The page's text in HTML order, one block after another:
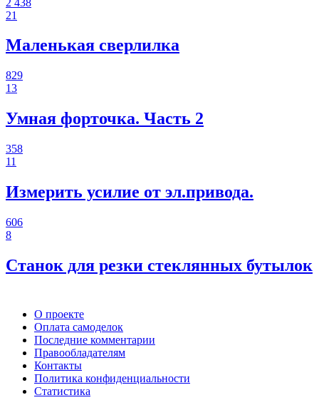
21
Маленькая сверлилка
829
13
Умная форточка. Часть 2
358
11
Измерить усилие от эл.привода.
606
8
Станок для резки стеклянных бутылок
О проекте
Оплата самоделок
Последние комментарии
Правообладателям
Контакты
Политика конфиденциальности
Статистика